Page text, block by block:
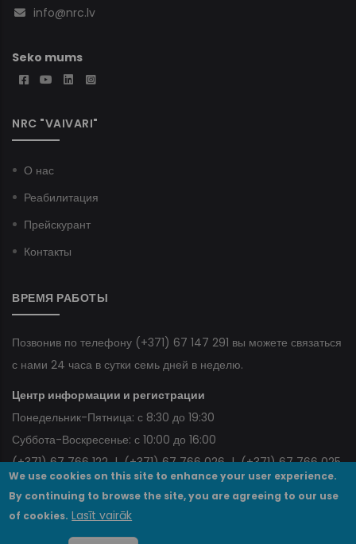
info@nrc.lv
Seko mums
NRC "VAIVARI"
О нас
Реабилитация
Прейскурант
Контакты
ВРЕМЯ РАБОТЫ
Позвонив по телефону (+371) 67 147 291 вы можете связаться
с нами 24 часа в сутки семь дней в неделю.
Центр информации и регистрации
Понедельник-Пятница: с 8:30 до 19:30
Суббота-Воскресенье: с 10:00 до 16:00
(+371) 67 766 122|(+371) 67 766 026|(+371) 67 766 025
We use cookies on this site to enhance your user experience.
By continuing to browse the site, you are agreeing to our use
of cookies. Lasīt vairāk